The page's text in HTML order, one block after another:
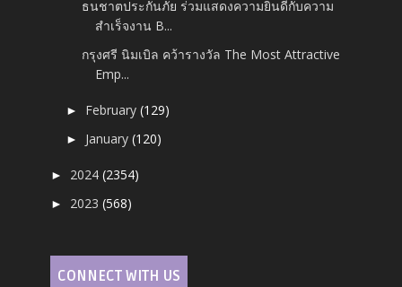
ธนชาตประกันภัย ร่วมแสดงความยินดีกับความ
สำเร็จงาน B...
กรุงศรี นิมเบิล คว้ารางวัล The Most Attractive
Emp...
► February(129)
► January(120)
► 2024(2354)
► 2023(568)
CONNECT WITH US